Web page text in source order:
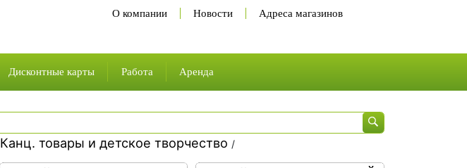
О компании Новости Адреса магазинов
Дисконтные карты
Условия использования фишек
Адреса магазинов
Работа
Охрана труда
Аренда
Канц. товары и детское творчество /